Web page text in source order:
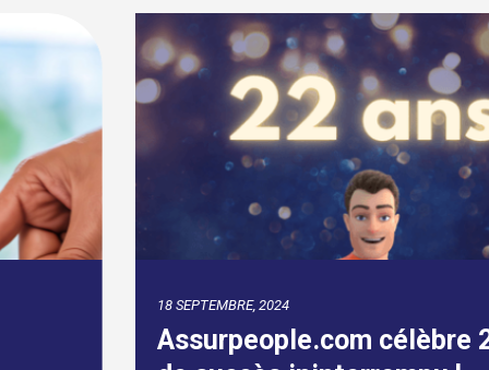
Assurpeople.com célèbre 22 ans
de succès ininterrompu !